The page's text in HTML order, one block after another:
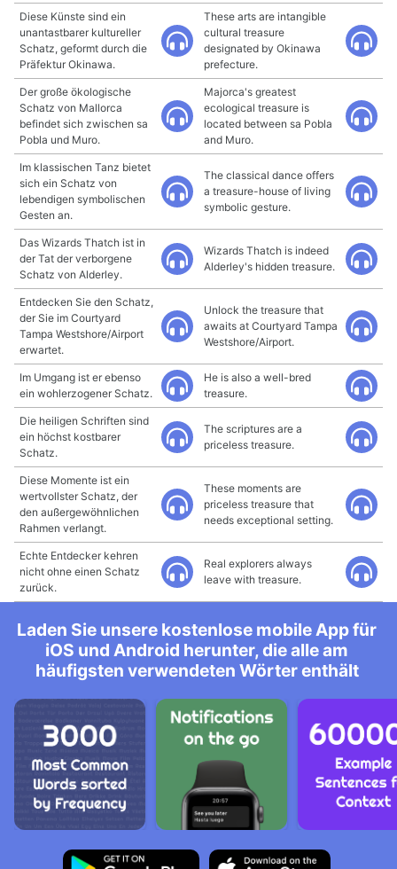
Diese Künste sind ein
unantastbarer kultureller
Schatz, geformt durch die
Präfektur Okinawa.
These arts are intangible
cultural treasure
designated by Okinawa
prefecture.
Der große ökologische
Schatz von Mallorca
befindet sich zwischen sa
Pobla und Muro.
Majorca's greatest
ecological treasure is
located between sa Pobla
and Muro.
Im klassischen Tanz bietet
sich ein Schatz von
lebendigen symbolischen
Gesten an.
The classical dance offers
a treasure-house of living
symbolic gesture.
Das Wizards Thatch ist in
der Tat der verborgene
Schatz von Alderley.
Wizards Thatch is indeed
Alderley's hidden treasure.
Entdecken Sie den Schatz,
der Sie im Courtyard
Tampa Westshore/Airport
erwartet.
Unlock the treasure that
awaits at Courtyard Tampa
Westshore/Airport.
Im Umgang ist er ebenso
ein wohlerzogener Schatz.
He is also a well-bred
treasure.
Die heiligen Schriften sind
ein höchst kostbarer
Schatz.
The scriptures are a
priceless treasure.
Diese Momente ist ein
wertvollster Schatz, der
den außergewöhnlichen
Rahmen verlangt.
These moments are
priceless treasure that
needs exceptional setting.
Echte Entdecker kehren
nicht ohne einen Schatz
zurück.
Real explorers always
leave with treasure.
Laden Sie unsere kostenlose mobile App für
iOS und Android herunter, die alle am
häufigsten verwendeten Wörter enthält